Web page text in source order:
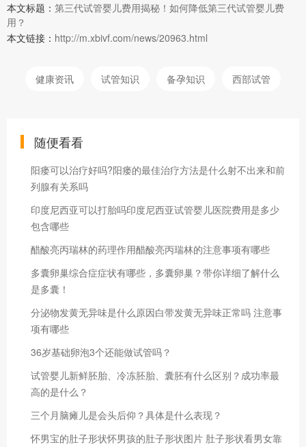
本文标题： 第三代试管婴儿费用揭秘！如何降低第三代试管婴儿费
用？
本文链接： http://m.xbivf.com/news/20963.html
健康资讯 试管知识 备孕知识 西部试管
随便看看
阳瘘可以治疗好吗?阳瘘的最佳治疗方法是什么射不出来和前
列腺有关系吗
印度尼西亚可以打胎吗印度尼西亚试管婴儿医院费用是多少
包含哪些
醋酸亮丙瑞林的药理作用醋酸亮丙瑞林的注意事项有哪些
多囊卵巢综合症症状有哪些，多囊卵巢？带你详细了解什么
是多囊！
分泌物发黄无异味是什么原因白带发黄无异味正常吗 注意事
项有哪些
36岁基础卵泡3个还能做试管吗？
试管婴儿新鲜胚胎、冷冻胚胎、囊胚有什么区别？成功率最
高的是什么？
三个月脑瘫儿是会头后仰？具体是什么表现？
怀男宝的肚子形状怀男孩的肚子形状图片 肚子形状看男女靠